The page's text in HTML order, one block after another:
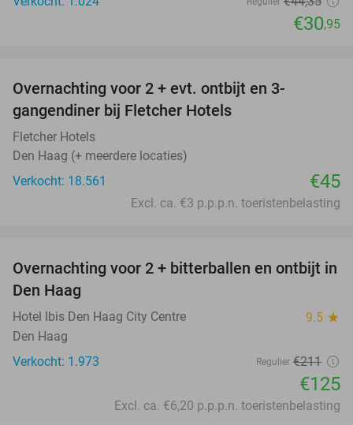
€30,95
Overnachting voor 2 + evt. ontbijt en 3-
gangendiner bij Fletcher Hotels
Fletcher Hotels
Den Haag (+ meerdere locaties)
Verkocht: 18.561
€45
Excl. ca. €3 p.p.p.n. toeristenbelasting
41%
Overnachting voor 2 + bitterballen en ontbijt in
Den Haag
Hotel Ibis Den Haag City Centre 9.5 star
Den Haag
Verkocht: 1.973
Regulier €211
€125
Excl. ca. €6,20 p.p.p.n. toeristenbelasting